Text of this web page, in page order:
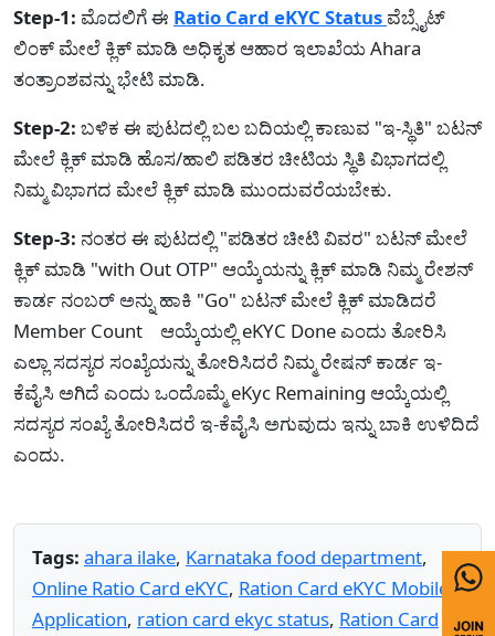
Step-1: ಮೊದಲಿಗೆ ಈ Ratio Card eKYC Status ವೆಬ್ಸೈಟ್
ಲಿಂಕ್ ಮೇಲೆ ಕ್ಲಿಕ್ ಮಾಡಿ ಅಧಿಕೃತ ಆಹಾರ ಇಲಾಖೆಯ Ahara
ತಂತ್ರಾಂಶವನ್ನು ಭೇಟಿ ಮಾಡಿ.
Step-2: ಬಳಿಕ ಈ ಪುಟದಲ್ಲಿ ಬಲ ಬದಿಯಲ್ಲಿ ಕಾಣುವ "ಇ-ಸ್ಥಿತಿ" ಬಟನ್
ಮೇಲೆ ಕ್ಲಿಕ್ ಮಾಡಿ ಹೊಸ/ಹಾಲಿ ಪಡಿತರ ಚೀಟಿಯ ಸ್ಥಿತಿ ವಿಭಾಗದಲ್ಲಿ
ನಿಮ್ಮ ವಿಭಾಗದ ಮೇಲೆ ಕ್ಲಿಕ್ ಮಾಡಿ ಮುಂದುವರೆಯಬೇಕು.
Step-3: ನಂತರ ಈ ಪುಟದಲ್ಲಿ "ಪಡಿತರ ಚೀಟಿ ವಿವರ" ಬಟನ್ ಮೇಲೆ
ಕ್ಲಿಕ್ ಮಾಡಿ "with Out OTP" ಆಯ್ಕೆಯನ್ನು ಕ್ಲಿಕ್ ಮಾಡಿ ನಿಮ್ಮ ರೇಶನ್
ಕಾರ್ಡ ನಂಬರ್ ಅನ್ನು ಹಾಕಿ "Go" ಬಟನ್ ಮೇಲೆ ಕ್ಲಿಕ್ ಮಾಡಿದರೆ
Member Count ಆಯ್ಕೆಯಲ್ಲಿ eKYC Done ಎಂದು ತೋರಿಸಿ
ಎಲ್ಲಾ ಸದಸ್ಯರ ಸಂಖ್ಯೆಯನ್ನು ತೋರಿಸಿದರೆ ನಿಮ್ಮ ರೇಷನ್ ಕಾರ್ಡ ಇ-
ಕೆವೈಸಿ ಅಗಿದೆ ಎಂದು ಒಂದೊಮ್ಮೆ eKyc Remaining ಆಯ್ಕೆಯಲ್ಲಿ
ಸದಸ್ಯರ ಸಂಖ್ಯೆ ತೋರಿಸಿದರೆ ಇ-ಕೆವೈಸಿ ಅಗುವುದು ಇನ್ನು ಬಾಕಿ ಉಳಿದಿದೆ
ಎಂದು.
Tags: ahara ilake, Karnataka food department,
Online Ratio Card eKYC, Ration Card eKYC Mobile
Application, ration card ekyc status, Ration Card